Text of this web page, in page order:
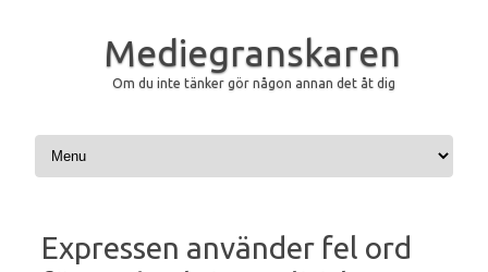
Mediegranskaren
Om du inte tänker gör någon annan det åt dig
Hoppa till innehåll
Expressen använder fel ord